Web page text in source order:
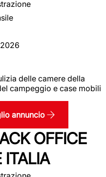
delle camere della
campeggio e case mobili
annuncio
OFFICE
ITALIA